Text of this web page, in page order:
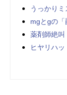
うっかり
mgとgの「
薬剤師絶叫
ヒヤリハ